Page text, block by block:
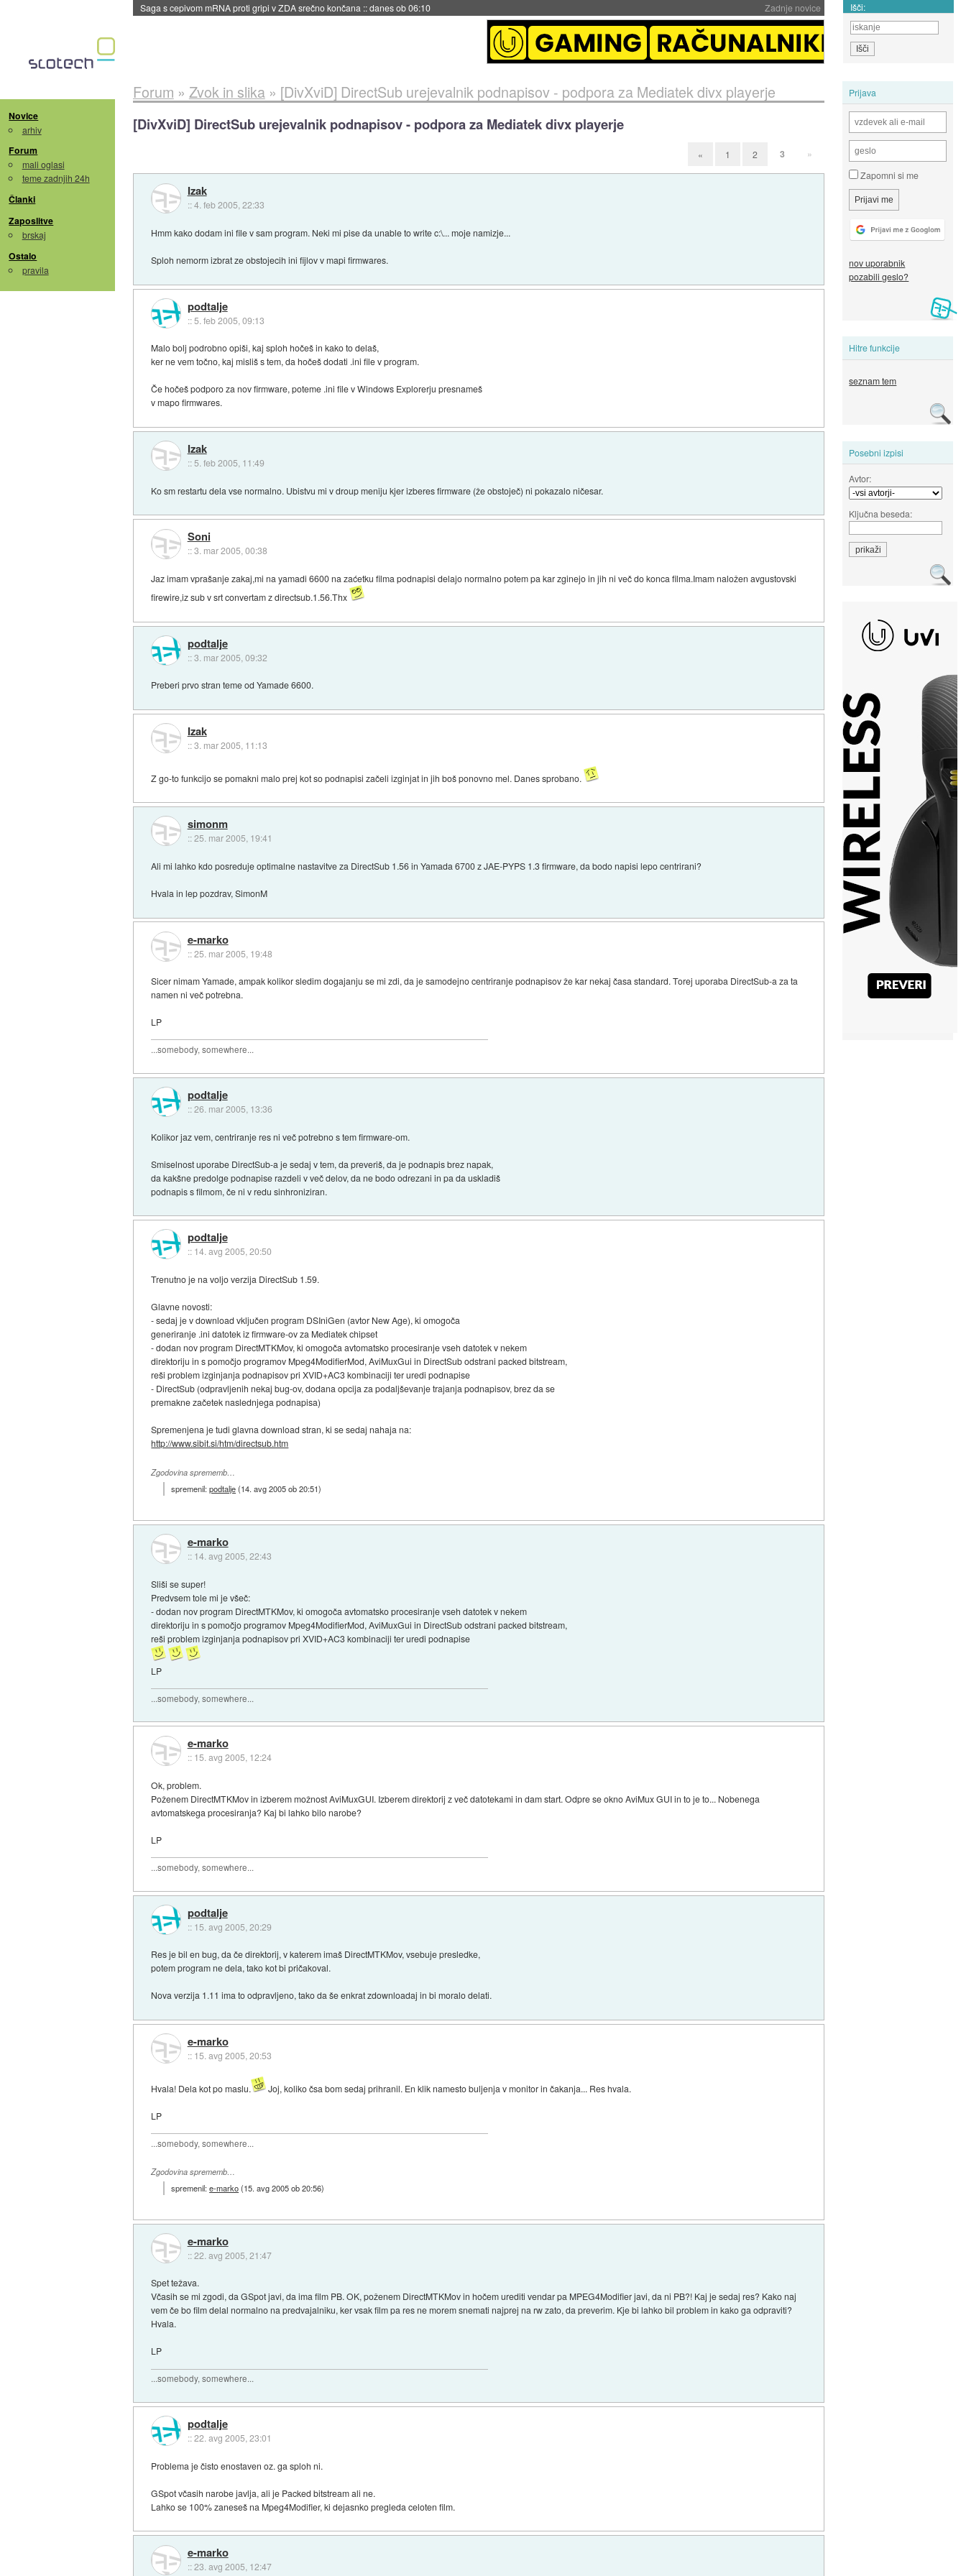
Zadnje novice
BMW v vozilih začel predvajati reklame::danes ob 06:09 Išči:
Novice
arhiv
Forum
mali oglasi
teme zadnjih 24h
Članki
Zaposlitve
brskaj
Ostalo
pravila
Prijava
Zapomni si me
nov uporabnik
pozabili geslo?
Hitre funkcije
seznam tem
Posebni izpisi
Avtor:
Ključna beseda:
Forum » Zvok in slika» [DivXviD] DirectSub urejevalnik podnapisov - podpora za Mediatek divx playerje
[DivXviD] DirectSub urejevalnik podnapisov - podpora za Mediatek divx playerje
« 1 2 3 »
Izak
::4. feb 2005, 22:33
Hmm kako dodam ini file v sam program. Neki mi pise da unable to write c:\... moje namizje...
Sploh nemorm izbrat ze obstojecih ini fijlov v mapi firmwares.
podtalje
::5. feb 2005, 09:13
Malo bolj podrobno opiši, kaj sploh hočeš in kako to delaš,
ker ne vem točno, kaj misliš s tem, da hočeš dodati .ini file v program.
Če hočeš podporo za nov firmware, poteme .ini file v Windows Explorerju presnameš
v mapo firmwares.
Izak
:: 5. feb 2005, 11:49
Ko sm restartu dela vse normalno. Ubistvu mi v droup meniju kjer izberes firmware (že obstoječ) ni pokazalo ničesar.
Soni
::3. mar 2005, 00:38
Jaz imam vprašanje zakaj,mi na yamadi 6600 na zaćetku filma podnapisi delajo normalno potem pa kar zginejo in jih ni več do konca filma.Imam naložen avgustovski
firewire,iz sub v srt convertam z directsub.1.56.Thx
podtalje
::3. mar 2005, 09:32
Preberi prvo stran teme od Yamade 6600.
Izak
::3. mar 2005, 11:13
Z go-to funkcijo se pomakni malo prej kot so podnapisi začeli izginjat in jih boš ponovno mel. Danes sprobano.
simonm
::25. mar 2005, 19:41
Ali mi lahko kdo posreduje optimalne nastavitve za DirectSub 1.56 in Yamada 6700 z JAE-PYPS 1.3 firmware, da bodo napisi lepo centrirani?
Hvala in lep pozdrav, SimonM
e-marko
::25. mar 2005, 19:48
Sicer nimam Yamade, ampak kolikor sledim dogajanju se mi zdi, da je samodejno centriranje podnapisov že kar nekaj časa standard. Torej uporaba DirectSub-a za ta
namen ni več potrebna.
LP
...somebody, somewhere...
podtalje
::26. mar 2005, 13:36
Kolikor jaz vem, centriranje res ni več potrebno s tem firmware-om.
Smiselnost uporabe DirectSub-a je sedaj v tem, da preveriš, da je podnapis brez napak,
da kakšne predolge podnapise razdeli v več delov, da ne bodo odrezani in pa da uskladiš
podnapis s filmom, če ni v redu sinhroniziran.
podtalje
:: 14. avg 2005, 20:50
Trenutno je na voljo verzija DirectSub 1.59.
Glavne novosti:
- sedaj je v download vključen program DSIniGen (avtor New Age), ki omogoča
generiranje .ini datotek iz firmware-ov za Mediatek chipset
- dodan nov program DirectMTKMov, ki omogoča avtomatsko procesiranje vseh datotek v nekem
direktoriju in s pomočjo programov Mpeg4ModifierMod, AviMuxGui in DirectSub odstrani packed bitstream,
reši problem izginjanja podnapisov pri XVID+AC3 kombinaciji ter uredi podnapise
- DirectSub (odpravljenih nekaj bug-ov, dodana opcija za podaljševanje trajanja podnapisov, brez da se
premakne začetek naslednjega podnapisa)
Spremenjena je tudi glavna download stran, ki se sedaj nahaja na:
http://www.sibit.si/htm/directsub.htm
Zgodovina sprememb…
spremenil:podtalje(14. avg 2005 ob 20:51)
e-marko
:: 14. avg 2005, 22:43
Sliši se super!
Predvsem tole mi je všeč:
- dodan nov program DirectMTKMov, ki omogoča avtomatsko procesiranje vseh datotek v nekem
direktoriju in s pomočjo programov Mpeg4ModifierMod, AviMuxGui in DirectSub odstrani packed bitstream,
reši problem izginjanja podnapisov pri XVID+AC3 kombinaciji ter uredi podnapise
LP
...somebody, somewhere...
e-marko
:: 15. avg 2005, 12:24
Ok, problem.
Poženem DirectMTKMov in izberem možnost AviMuxGUI. Izberem direktorij z več datotekami in dam start. Odpre se okno AviMux GUI in to je to... Nobenega
avtomatskega procesiranja? Kaj bi lahko bilo narobe?
LP
...somebody, somewhere...
podtalje
:: 15. avg 2005, 20:29
Res je bil en bug, da če direktorij, v katerem imaš DirectMTKMov, vsebuje presledke,
potem program ne dela, tako kot bi pričakoval.
Nova verzija 1.11 ima to odpravljeno, tako da še enkrat zdownloadaj in bi moralo delati.
e-marko
:: 15. avg 2005, 20:53
Hvala! Dela kot po maslu. Joj, koliko čsa bom sedaj prihranil. En klik namesto buljenja v monitor in čakanja... Res hvala.
LP
...somebody, somewhere...
Zgodovina sprememb…
spremenil:e-marko(15. avg 2005 ob 20:56)
e-marko
::22. avg 2005, 21:47
Spet težava.
Včasih se mi zgodi, da GSpot javi, da ima film PB. OK, poženem DirectMTKMov in hočem urediti vendar pa MPEG4Modifier javi, da ni PB?! Kaj je sedaj res? Kako naj
vem če bo film delal normalno na predvajalniku, ker vsak film pa res ne morem snemati najprej na rw zato, da preverim. Kje bi lahko bil problem in kako ga odpraviti?
Hvala.
LP
...somebody, somewhere...
podtalje
::22. avg 2005, 23:01
Problema je čisto enostaven oz. ga sploh ni.
GSpot včasih narobe javlja, ali je Packed bitstream ali ne.
Lahko se 100% zaneseš na Mpeg4Modifier, ki dejasnko pregleda celoten film.
e-marko
::23. avg 2005, 12:47